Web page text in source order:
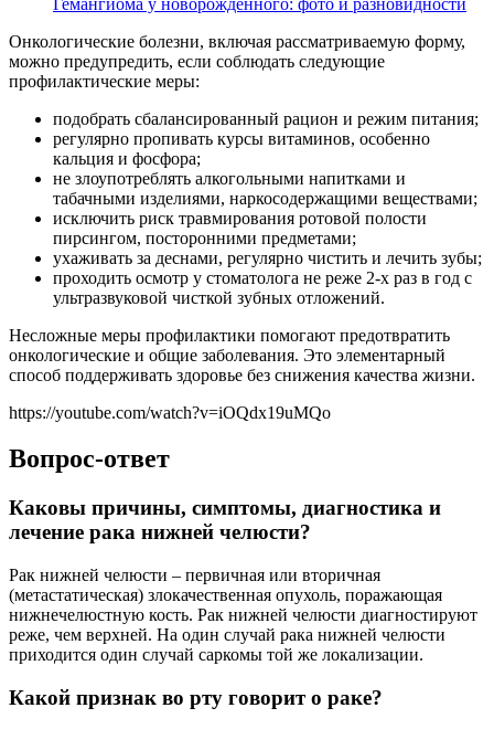
Онкологические болезни, включая рассматриваемую форму,
можно предупредить, если соблюдать следующие
профилактические меры:
подобрать сбалансированный рацион и режим питания;
регулярно пропивать курсы витаминов, особенно
кальция и фосфора;
не злоупотреблять алкогольными напитками и
табачными изделиями, наркосодержащими веществами;
исключить риск травмирования ротовой полости
пирсингом, посторонними предметами;
ухаживать за деснами, регулярно чистить и лечить зубы;
проходить осмотр у стоматолога не реже 2-х раз в год с
ультразвуковой чисткой зубных отложений.
Несложные меры профилактики помогают предотвратить
онкологические и общие заболевания. Это элементарный
способ поддерживать здоровье без снижения качества жизни.
https://youtube.com/watch?v=iOQdx19uMQo
Вопрос-ответ
Каковы причины, симптомы, диагностика и
лечение рака нижней челюсти?
Рак нижней челюсти – первичная или вторичная
(метастатическая) злокачественная опухоль, поражающая
нижнечелюстную кость. Рак нижней челюсти диагностируют
реже, чем верхней. На один случай рака нижней челюсти
приходится один случай саркомы той же локализации.
Какой признак во рту говорит о раке?